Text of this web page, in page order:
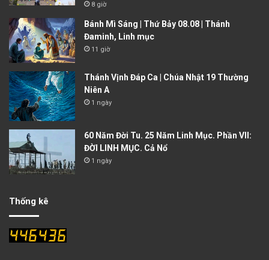
8 giờ
Bánh Mì Sáng | Thứ Bảy 08.08 | Thánh
Đaminh, Linh mục
11 giờ
Thánh Vịnh Đáp Ca | Chúa Nhật 19 Thường
Niên A
1 ngày
60 Năm Đời Tu. 25 Năm Linh Mục. Phần VII:
ĐỜI LINH MỤC. Cả Nổ
1 ngày
Thống kê